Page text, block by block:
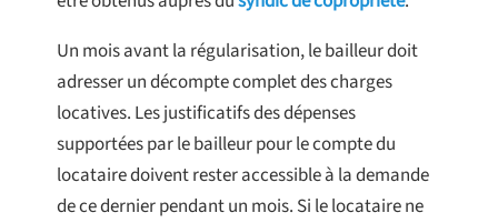
Un mois avant la régularisation, le bailleur doit
adresser un décompte complet des charges
locatives. Les justificatifs des dépenses
supportées par le bailleur pour le compte du
locataire doivent rester accessible à la demande
de ce dernier pendant un mois. Si le locataire ne